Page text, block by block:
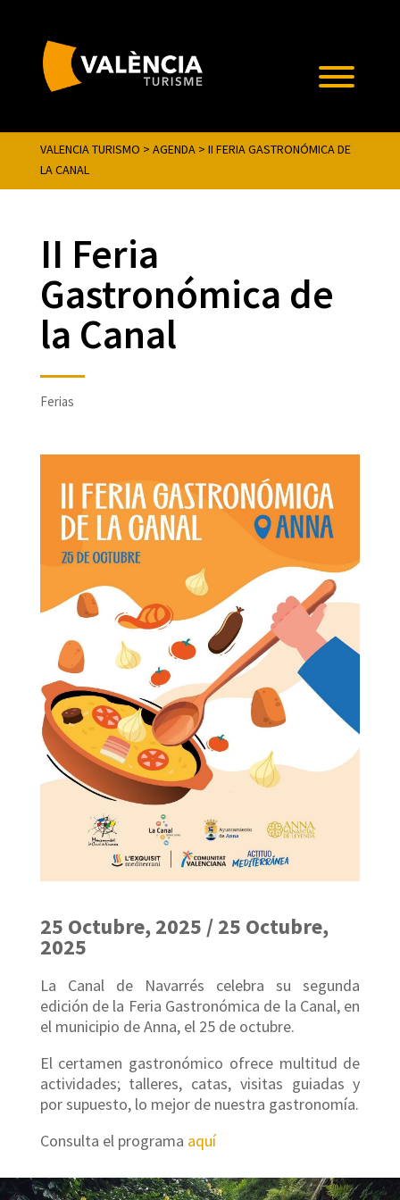
VALENCIA TURISMO > AGENDA> II FERIA GASTRONÓMICA DE
LA CANAL
II Feria
Gastronómica de
la Canal
Ferias
25 Octubre, 2025 / 25 Octubre,
2025
La Canal de Navarrés celebra su segunda
edición de la Feria Gastronómica de la Canal, en
el municipio de Anna, el 25 de octubre.
El certamen gastronómico ofrece multitud de
actividades; talleres, catas, visitas guiadas y
por supuesto, lo mejor de nuestra gastronomía.
Consulta el programa aquí